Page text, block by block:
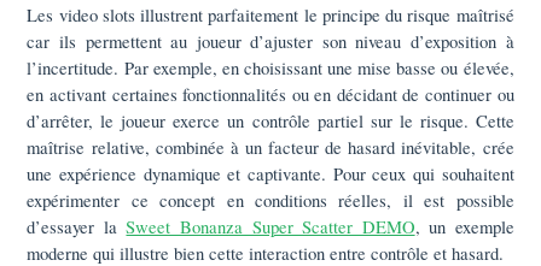
Les video slots illustrent parfaitement le principe du risque maîtrisé
car ils permettent au joueur d’ajuster son niveau d’exposition à
l’incertitude. Par exemple, en choisissant une mise basse ou élevée,
en activant certaines fonctionnalités ou en décidant de continuer ou
d’arrêter, le joueur exerce un contrôle partiel sur le risque. Cette
maîtrise relative, combinée à un facteur de hasard inévitable, crée
une expérience dynamique et captivante. Pour ceux qui souhaitent
expérimenter ce concept en conditions réelles, il est possible
d’essayer laSweet Bonanza Super Scatter DEMO, un exemple
moderne qui illustre bien cette interaction entre contrôle et hasard.